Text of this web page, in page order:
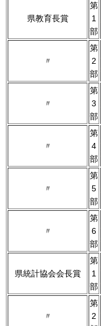
県教育長賞
第
1
部
〃
第
2
部
〃
第
3
部
〃
第
4
部
〃
第
5
部
〃
第
6
部
県統計協会会長賞
第
1
部
〃
第
2